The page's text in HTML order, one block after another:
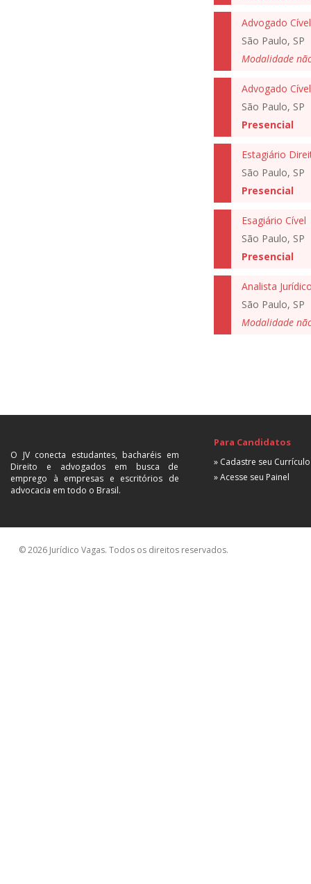
Advogado Cível
São Paulo, SP
Modalidade
Advogado Cível
São Paulo, SP
Presencial
Estagiário
São Paulo, SP
Presencial
Esagiário Cível
São Paulo, SP
Presencial
Analista
São Paulo, SP
Modalidade
O JV conecta estudantes, bacharéis em
Direito e advogados em busca de
emprego à empresas e escritórios de
advocacia em todo o Brasil.
Para Candidatos
» Cadastre seu Currículo
» Acesse seu Painel
© 2026 Jurídico Vagas. Todos os direitos reservados.